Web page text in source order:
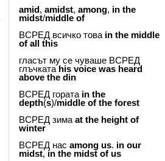
amid,amidst,among, in the
midst/middle of
ВСРЕД всичко това in the middle
of all
this
гласът му се чуваше ВСРЕД
глъчката his voice was heard
above the din
ВСРЕД гората in the
depth(s)/middle of the forest
ВСРЕД зимаat the height of
winter
ВСРЕД насamong us. in our
midst, in the midst of us